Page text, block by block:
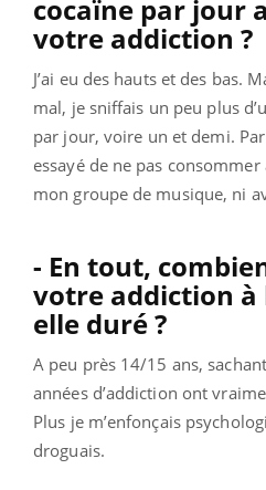
cocaïne par jour
votre addiction ?
J’ai eu des hauts et des bas.
mal, je sniffais un peu plus
par jour, voire un et demi.
essayé de ne pas
mon groupe de musique, ni
- En tout,
votre addiction à
elle duré ?
A peu près 14/15 ans,
années d’addiction ont
Plus je m’enfonçais
droguais.